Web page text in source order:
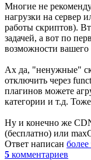
Многие не
нагрузки на сервер
работы скриптов).
задачей, а вот по
возможности вашего
Ах да, "ненужные"
отключить через
плагинов можете
категории и т.д.
Ну и конечно же
(бесплатно) или
Ответ написан более
5 комментариев